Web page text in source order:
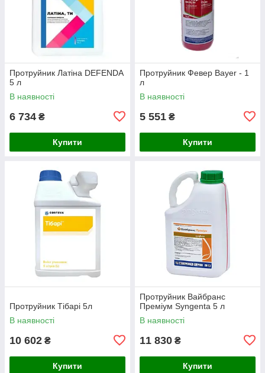
Протруйник Латіна DEFENDA
5 л
В наявності
6 734 ₴
Купити
Протруйник Февер Bayer - 1
л
В наявності
5 551 ₴
Купити
Протруйник Тібарі 5л
В наявності
10 602 ₴
Купити
Протруйник Вайбранс
Преміум Syngenta 5 л
В наявності
11 830 ₴
Купити